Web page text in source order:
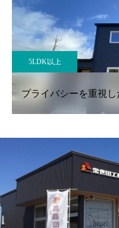
5LDK以上
プライバシーを重視